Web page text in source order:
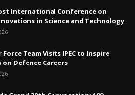
International Conference on
in Science and Technology
Force Team Visits IPEC to Inspire
Defence Careers